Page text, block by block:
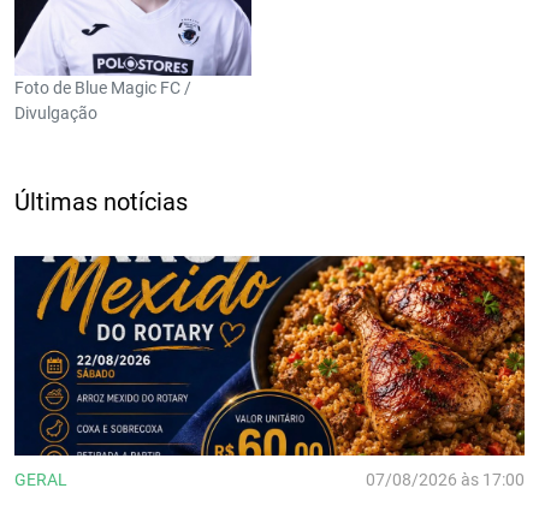
Foto de Blue Magic FC /
Divulgação
Últimas notícias
GERAL 07/08/2026 às 17:00